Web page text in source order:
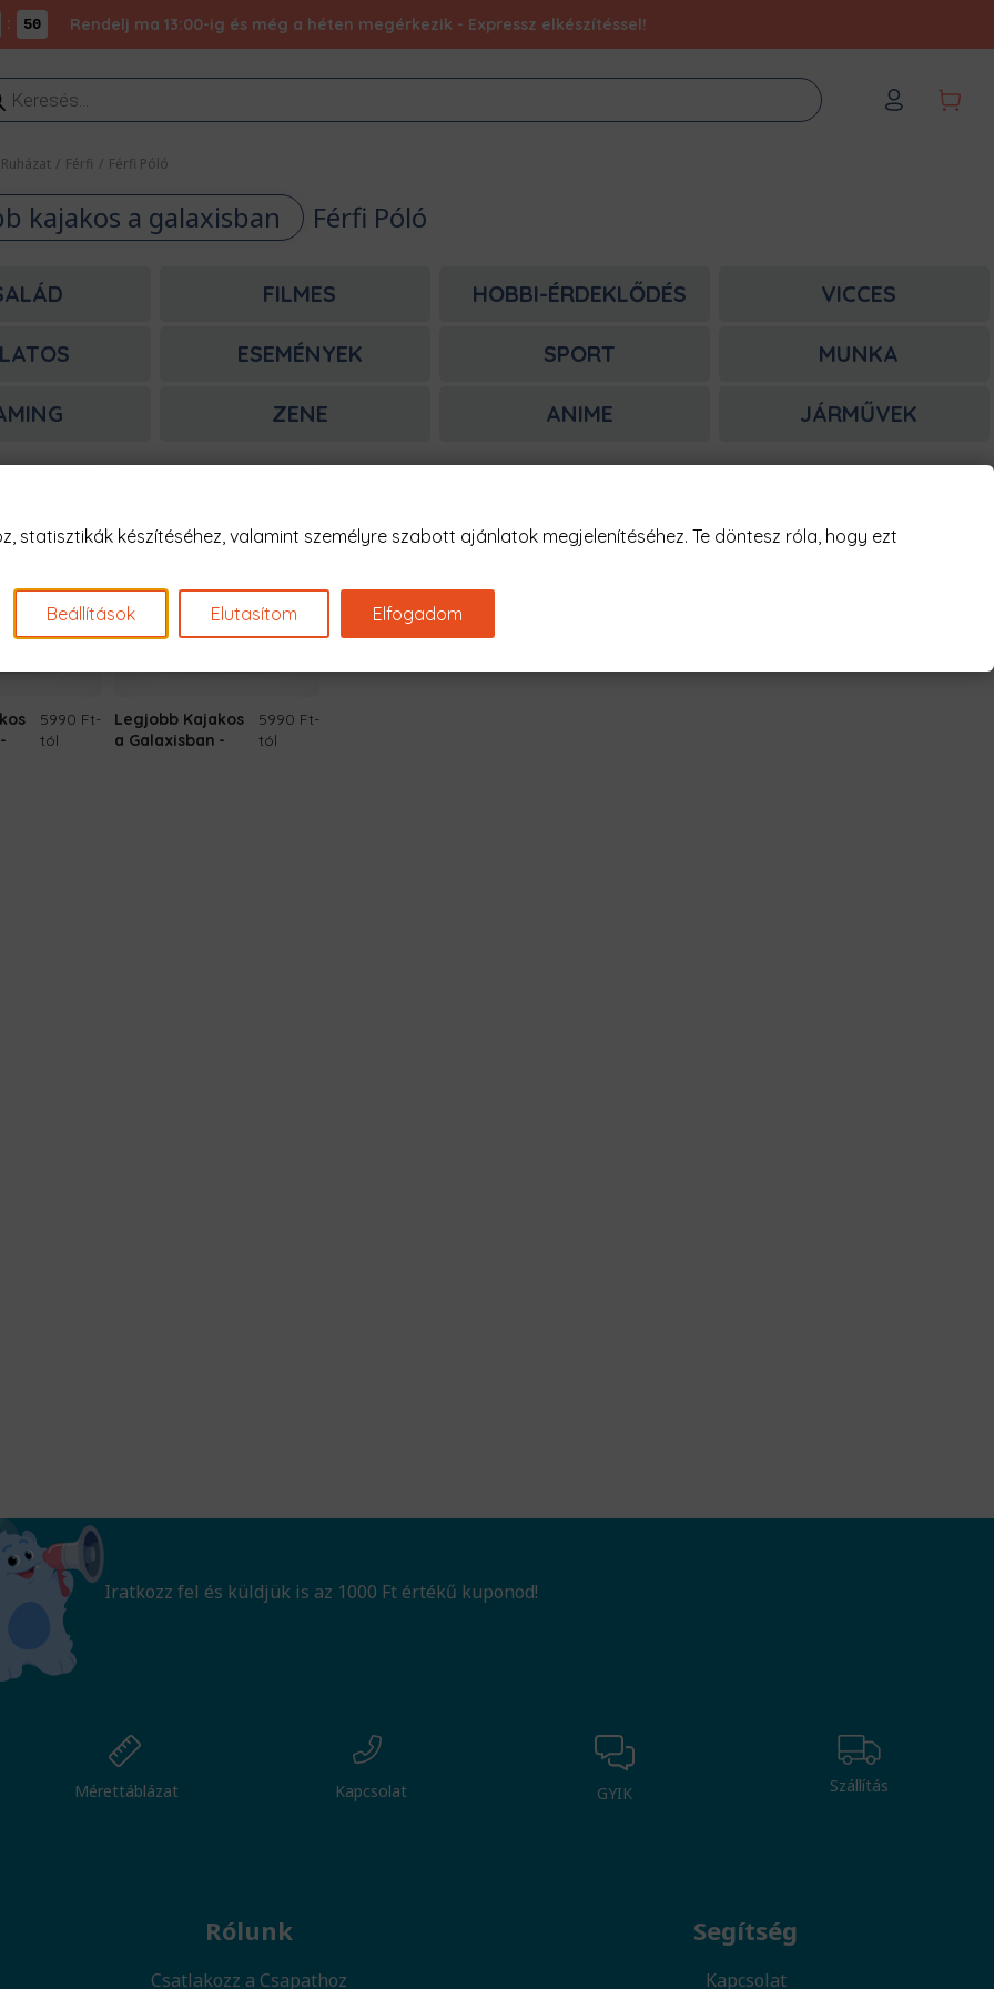
: 50 Rendelj ma 13:00-ig és még a héten megérkezik - Expressz elkészítéssel!
Ruházat / Férfi / Férfi Póló
kajakos a galaxisban Férfi Póló
FILMES HOBBI-ÉRDEKLŐDÉS VICCES
ESEMÉNYEK SPORT MUNKA
ZENE ANIME JÁRMŰVEK
5990 Ft-
tól
Legjobb Kajakos
a Galaxisban
5990 Ft-
tól
Iratkozz fel és küldjük is az 1000 Ft értékű kuponod!
Mérettáblázat Kapcsolat GYIK Szállítás
Rólunk
Csatlakozz a Csapathoz
Segítség
Kapcsolat
statisztikák készítéséhez, valamint személyre szabott ajánlatok megjelenítéséhez. Te döntesz róla, hogy ezt
Beállítások Elutasítom Elfogadom